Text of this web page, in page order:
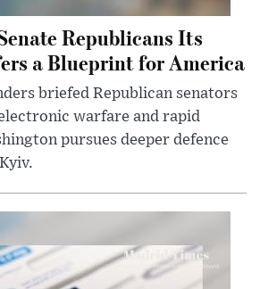
Republicans Its
a Blueprint for America
briefed Republican senators
warfare and rapid
pursues deeper defence